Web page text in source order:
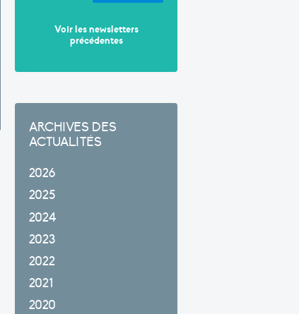
Voir les newsletters
précédentes
ARCHIVES DES
ACTUALITÉS
2026
2025
2024
2023
2022
2021
2020